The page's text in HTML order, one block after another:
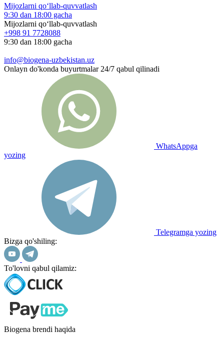
Mijozlarni qo‘llab-quvvatlash
9:30 dan 18:00 gacha
Mijozlarni qo‘llab-quvvatlash
+998 91 7728088
9:30 dan 18:00 gacha
info@biogena-uzbekistan.uz
Onlayn do'konda buyurtmalar 24/7 qabul qilinadi
WhatsAppga
yozing
Telegramga yozing
Bizga qo'shiling:
To'lovni qabul qilamiz:
Biogena brendi haqida